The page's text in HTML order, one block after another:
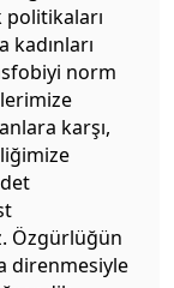
kadınları
norm
karşı,
Özgürlüğün
direnmesiyle